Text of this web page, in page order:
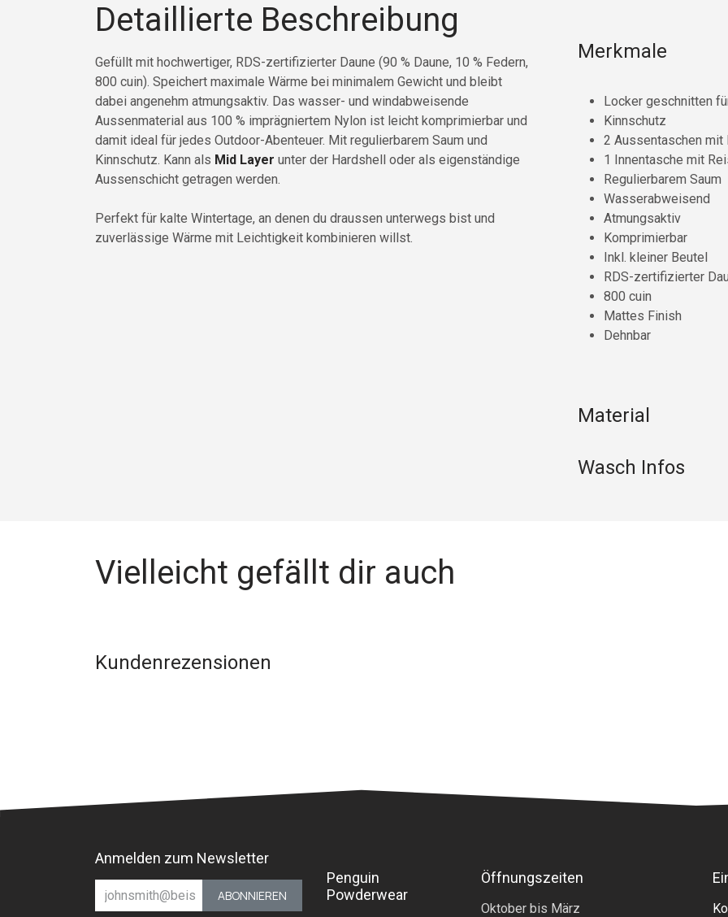
Detaillierte Beschreibung
Gefüllt mit hochwertiger, RDS-zertifizierter Daune (90 % Daune, 10 % Federn,
800 cuin). Speichert maximale Wärme bei minimalem Gewicht und bleibt
dabei angenehm atmungsaktiv. Das wasser- und windabweisende
Aussenmaterial aus 100 % imprägniertem Nylon ist leicht komprimierbar und
damit ideal für jedes Outdoor-Abenteuer. Mit regulierbarem Saum und
Kinnschutz. Kann als Mid Layer unter der Hardshell oder als eigenständige
Aussenschicht getragen werden.
Perfekt für kalte Wintertage, an denen du draussen unterwegs bist und
zuverlässige Wärme mit Leichtigkeit kombinieren willst.
Merkmale
Locker geschnitten
Kinnschutz
2 Aussentaschen
1 Innentasche mit
Regulierbarem Saum
Wasserabweisend
Atmungsaktiv
Komprimierbar
Inkl. kleiner Beutel
RDS-zertifizierter
800 cuin
Mattes Finish
Dehnbar
Material
Wasch Infos
Vielleicht gefällt dir auch
Kundenrezensionen
Anmelden zum Newsletter
ABONNIEREN
Penguin
Powderwear
Öffnungszeiten
Oktober bis März